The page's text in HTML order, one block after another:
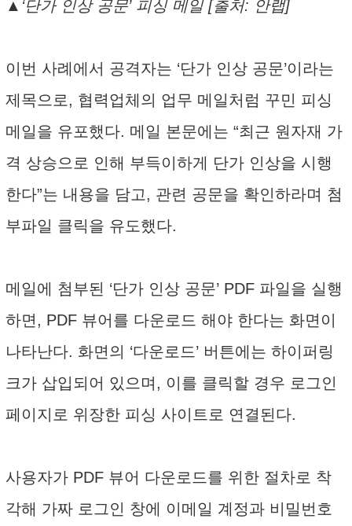
▲‘단가 인상 공문’ 피싱 메일 [출처: 안랩]
이번 사례에서 공격자는 ‘단가 인상 공문’이라는
제목으로, 협력업체의 업무 메일처럼 꾸민 피싱
메일을 유포했다. 메일 본문에는 “최근 원자재 가
격 상승으로 인해 부득이하게 단가 인상을 시행
한다”는 내용을 담고, 관련 공문을 확인하라며 첨
부파일 클릭을 유도했다.
메일에 첨부된 ‘단가 인상 공문’ PDF 파일을 실행
하면, PDF 뷰어를 다운로드 해야 한다는 화면이
나타난다. 화면의 ‘다운로드’ 버튼에는 하이퍼링
크가 삽입되어 있으며, 이를 클릭할 경우 로그인
페이지로 위장한 피싱 사이트로 연결된다.
사용자가 PDF 뷰어 다운로드를 위한 절차로 착
각해 가짜 로그인 창에 이메일 계정과 비밀번호